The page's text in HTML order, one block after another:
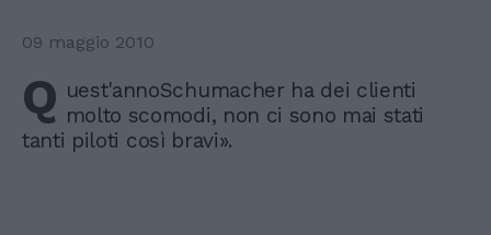
09 maggio 2010
Q uest'annoSchumacher ha dei clienti
molto scomodi, non ci sono mai stati
tanti piloti così bravi».